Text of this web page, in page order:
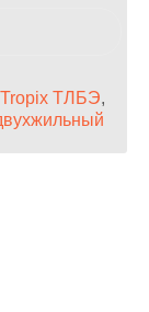
Tropix ТЛБЭ,